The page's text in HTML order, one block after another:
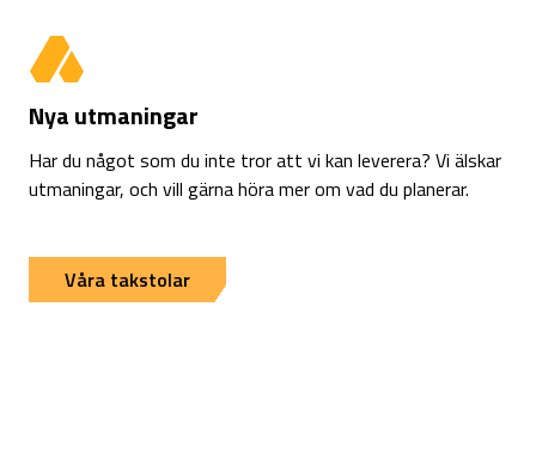
Nya utmaningar
Har du något som du inte tror att vi kan leverera? Vi älskar
utmaningar, och vill gärna höra mer om vad du planerar.
Våra takstolar